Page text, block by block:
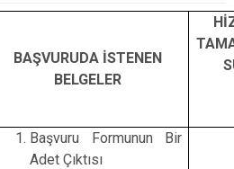
BAŞVURUDA İSTENEN
BELGELER
Başvuru Formunun Bir
Adet Çıktısı